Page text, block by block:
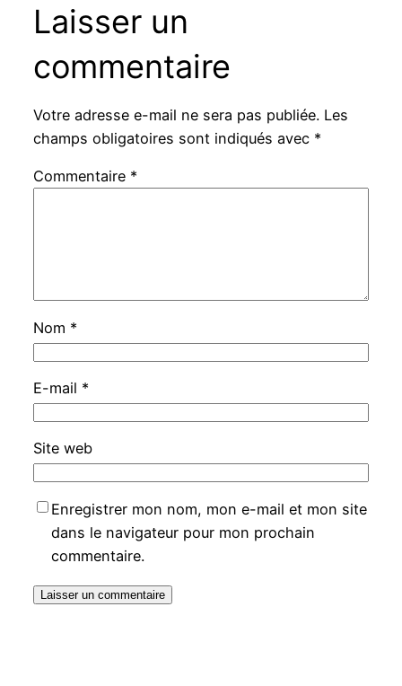
Laisser un
commentaire
Votre adresse e-mail ne sera pas publiée. Les
champs obligatoires sont indiqués avec *
Commentaire *
Nom *
E-mail *
Site web
Enregistrer mon nom, mon e-mail et mon site
dans le navigateur pour mon prochain
commentaire.